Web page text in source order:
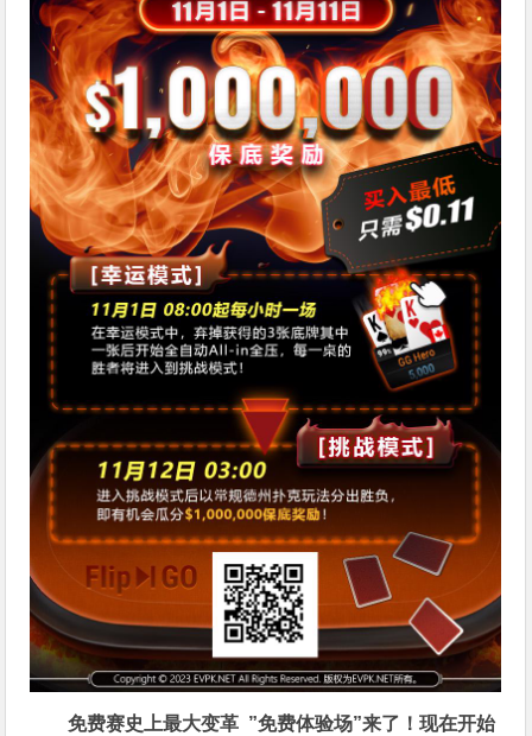
免费赛史上最大变革 ”免费体验场”来了！现在开始